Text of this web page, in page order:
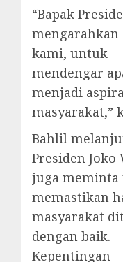
“Bapak
mengarahkan
kami, untuk
mendengar
menjadi
masyarakat,”
Bahlil
Presiden Joko
juga
memastikan
masyarakat
dengan baik.
Kepentingan